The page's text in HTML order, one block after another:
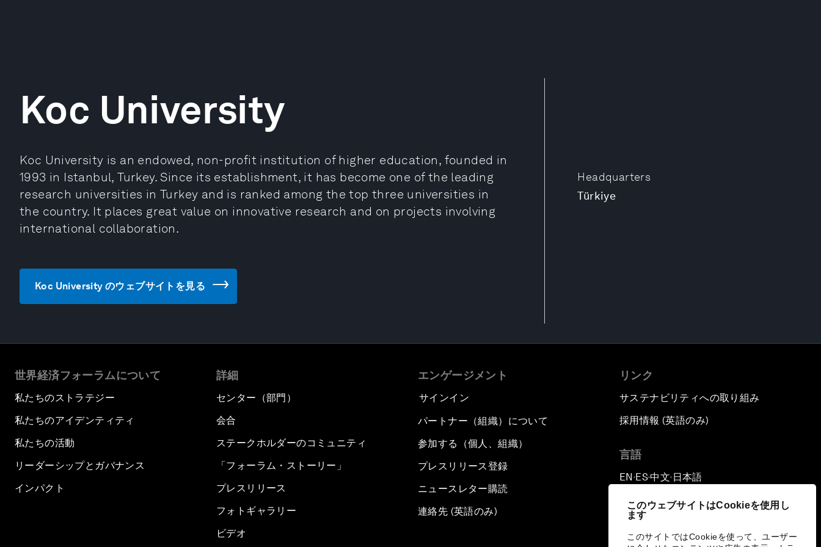
このウェブサイトはCookieを使用し
ます
このサイトではCookieを使って、ユーザー
Headquarters
Türkiye
Koc University
Koc University is an endowed, non-profit institution of higher education, founded in
1993 in Istanbul, Turkey. Since its establishment, it has become one of the leading
research universities in Turkey and is ranked among the top three universities in
the country. It places great value on innovative research and on projects involving
international collaboration.
Koc University のウェブサイトを見る
世界経済フォーラムについて
私たちのストラテジー
私たちのアイデンティティ
私たちの活動
リーダーシップとガバナンス
インパクト
詳細
センター（部門）
会合
ステークホルダーのコミュニティ
「フォーラム・ストーリー」
プレスリリース
フォトギャラリー
ビデオ
エンゲージメント
サインイン
パートナー（組織）について
参加する（個人、組織）
プレスリリース登録
ニュースレター購読
連絡先 (英語のみ)
リンク
サステナビリティへの取り組み
採用情報 (英語のみ)
言語
EN ▪ES▪中文▪ 日本語